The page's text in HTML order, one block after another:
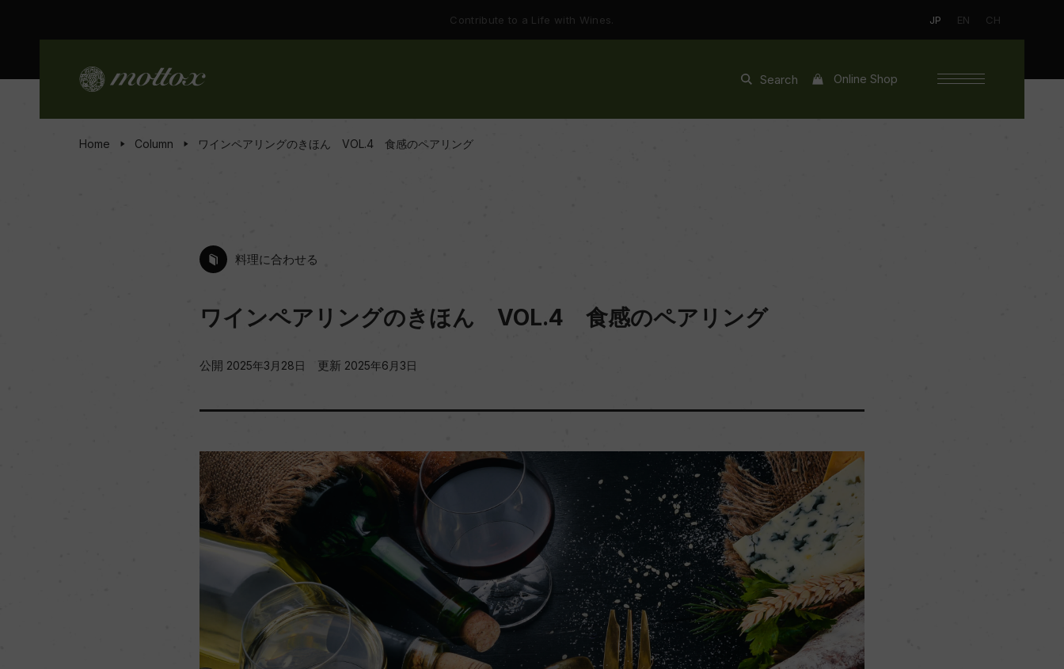
Contribute to a Life with Wines. JP EN CH
Search Online Shop
Home Column ワインペアリングのきほん VOL.4 食感のペアリング
料理に合わせる
ワインペアリングのきほん VOL.4 食感のペアリング
公開 2025年3月28日 更新 2025年6月3日